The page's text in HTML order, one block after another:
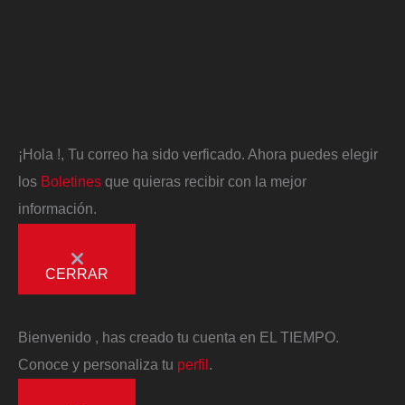
¡Hola !, Tu correo ha sido verficado. Ahora puedes elegir
los Boletines que quieras recibir con la mejor
información.
CERRAR
Bienvenido
, has creado tu cuenta en EL TIEMPO.
Conoce y personaliza tu perfil